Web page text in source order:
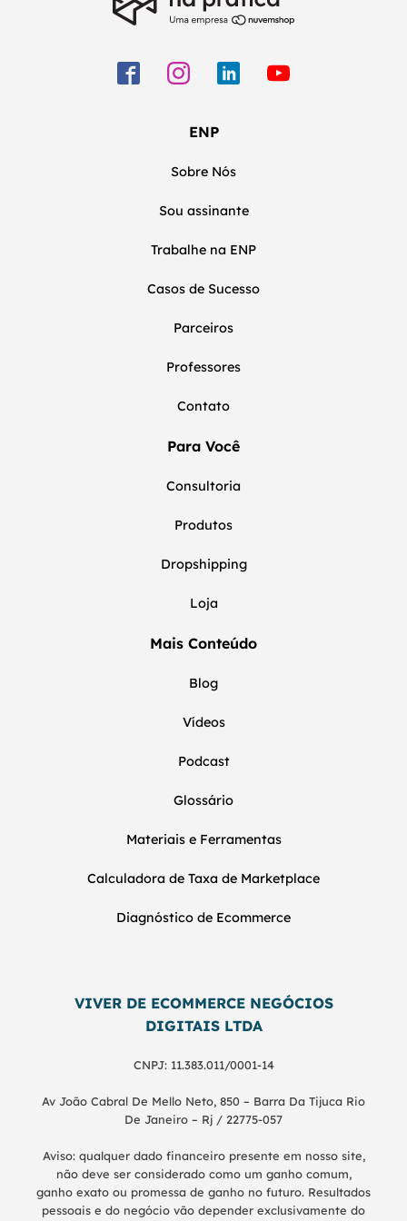
ENP
Sobre Nós
Sou assinante
Trabalhe na ENP
Casos de Sucesso
Parceiros
Professores
Contato
Para Você
Consultoria
Produtos
Dropshipping
Loja
Mais Conteúdo
Blog
Vídeos
Podcast
Glossário
Materiais e Ferramentas
Calculadora de Taxa de Marketplace
Diagnóstico de Ecommerce
VIVER DE ECOMMERCE NEGÓCIOS
DIGITAIS LTDA
CNPJ: 11.383.011/0001-14
Av João Cabral De Mello Neto, 850 – Barra Da Tijuca Rio
De Janeiro – Rj / 22775-057
Aviso: qualquer dado financeiro presente em nosso site,
não deve ser considerado como um ganho comum,
ganho exato ou promessa de ganho no futuro. Resultados
pessoais e do negócio vão depender exclusivamente do